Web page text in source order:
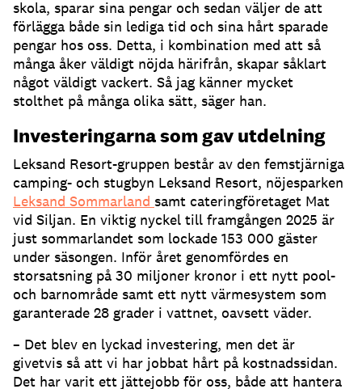
skola, sparar sina pengar och sedan väljer de att
förlägga både sin lediga tid och sina hårt sparade
pengar hos oss. Detta, i kombination med att så
många åker väldigt nöjda härifrån, skapar såklart
något väldigt vackert. Så jag känner mycket
stolthet på många olika sätt, säger han.
Investeringarna som gav utdelning
Leksand Resort-gruppen består av den femstjärniga
camping- och stugbyn Leksand Resort, nöjesparken
Leksand Sommarland samt cateringföretaget Mat
vid Siljan. En viktig nyckel till framgången 2025 är
just sommarlandet som lockade 153 000 gäster
under säsongen. Inför året genomfördes en
storsatsning på 30 miljoner kronor i ett nytt pool-
och barnområde samt ett nytt värmesystem som
garanterade 28 grader i vattnet, oavsett väder.
– Det blev en lyckad investering, men det är
givetvis så att vi har jobbat hårt på kostnadssidan.
Det har varit ett jättejobb för oss, både att hantera